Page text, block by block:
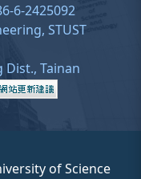
6-2425092
STUST
Dist., Tainan
of Science